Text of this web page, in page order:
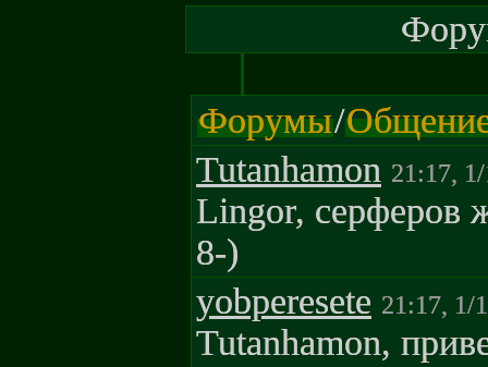
Форумы/
Tutanhamon 21:17,
Lingor, серферов
8-)
yobperesete 21:17, 1/
Tutanhamon,